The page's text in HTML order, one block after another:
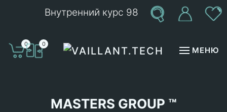
Внутренний курс 98
0 0
МЕНЮ
MASTERS GROUP ™